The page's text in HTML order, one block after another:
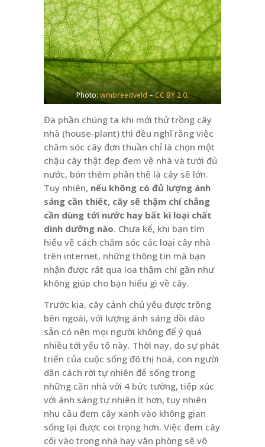
Photo:wmbreedveld –CC BY 2.0.
Đa phần chúng ta khi mới thử trồng cây
nhà (house-plant) thì đều nghĩ rằng việc
chăm sóc cây đơn thuần chỉ là chọn một
chậu cây thật đẹp đem về nhà và tưới đủ
nước, bón thêm phân thế là cây sẽ lớn.
Tuy nhiên, nếu không có đủ lượng ánh
sáng cần thiết, cây sẽ thậm chí chẳng
cần dùng tới nước hay bất kì loại chất
dinh dưỡng nào. Chưa kể, khi bạn tìm
hiểu về cách chăm sóc các loại cây nhà
trên internet, những thông tin mà bạn
nhận được rất qua loa thậm chí gần như
không giúp cho bạn hiểu gì về cây.
Trước kia, cây cảnh chủ yếu được trồng
bên ngoài, với lượng ánh sáng dồi dào
sẵn có nên mọi người không để ý quá
nhiều tới yếu tố này. Thời nay, do sự phát
triển của cuộc sống đô thị hoá, con người
dần cách rời tự nhiên để sống trong
những căn nhà với 4 bức tường, tiếp xúc
với ánh sáng tự nhiên ít hơn, tuy nhiên
nhu cầu đem cây xanh vào không gian
sống lại được coi trọng hơn. Việc đem cây
cối vào trong nhà hay văn phòng sẽ vô